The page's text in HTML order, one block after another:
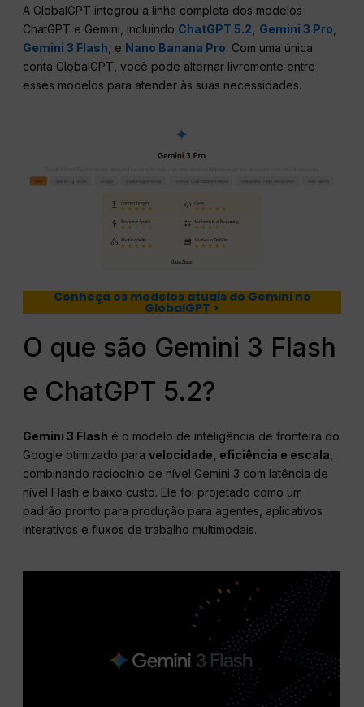
A GlobalGPT integrou a linha completa dos modelos
ChatGPT e Gemini, incluindo ChatGPT 5.2 Gemini 3 Pro
Gemini 3 Flash , e Nano Banana Pro. Com uma única
conta GlobalGPT, você pode alternar livremente entre
esses modelos para atender às suas necessidades.
Conheça os modelos atuais do Gemini no
GlobalGPT >
O que são Gemini 3 Flash
e ChatGPT 5.2?
Gemini 3 Flash é o modelo de inteligência de fronteira do
Google otimizado paravelocidade, eficiência e escala
combinando raciocínio de nível Gemini 3 com latência de
nível Flash e baixo custo. Ele foi projetado como um
padrão pronto para produção para agentes, aplicativos
interativos e fluxos de trabalho multimodais.